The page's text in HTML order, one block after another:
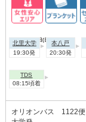
2026年08月09日(日)
北里大学
19:30発
本八戸
20:30発
TDS
08:15頃着
オリオンバス 1122